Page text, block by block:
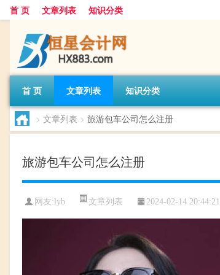
首 页 文章列表 知识分类
首 页 文章列表 知识分类
> 文章列表 > 旅游包车公司怎么注册
旅游包车公司怎么注册
网友: lyb 文章列表 2024-02-14 20:44:21